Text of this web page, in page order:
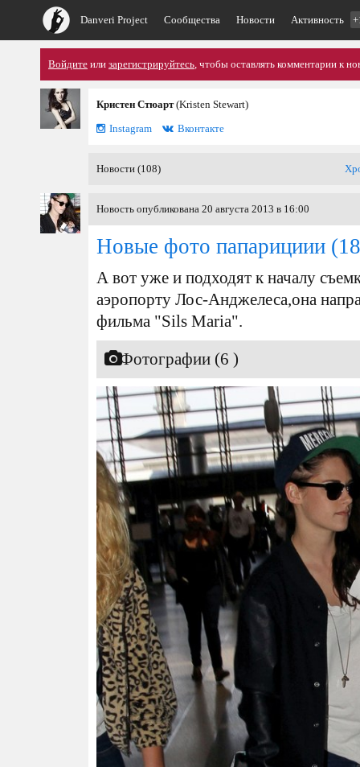
Danveri Project Сообщества Новости Активность
Войдите или зарегистрируйтесь, чтобы оставлять комментарии к
Кристен Стюарт(Kristen Stewart)
Instagram
Вконтакте
Новости (108)
Новость опубликована 20 августа 2013 в 16:00
Новые фото папарициии
А вот уже и подходят к началу
аэропорту Лос-Анджелеса,она
фильма "Sils Maria".
Фотографии (6 )